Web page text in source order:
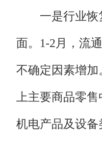
一是行业
面。1-2月，流
不确定因素增
上主要商品零
机电产品及设备